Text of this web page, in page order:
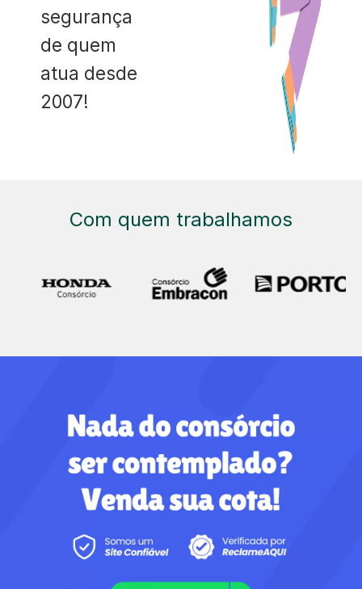
segurança
de quem
atua desde
2007!
Com quem trabalhamos